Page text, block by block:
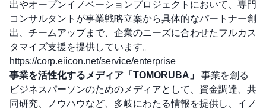
出やオープンイノベーションプロジェクトにおいて、専門
コンサルタントが事業戦略立案から具体的なパートナー創
出、チームアップまで、企業のニーズに合わせたフルカス
タマイズ支援を提供しています。
https://corp.eiicon.net/service/enterprise
事業を活性化するメディア「TOMORUBA」
事業を創る
ビジネスパーソンのためのメディアとして、資金調達、共
同研究、ノウハウなど、多岐にわたる情報を提供し、イノ